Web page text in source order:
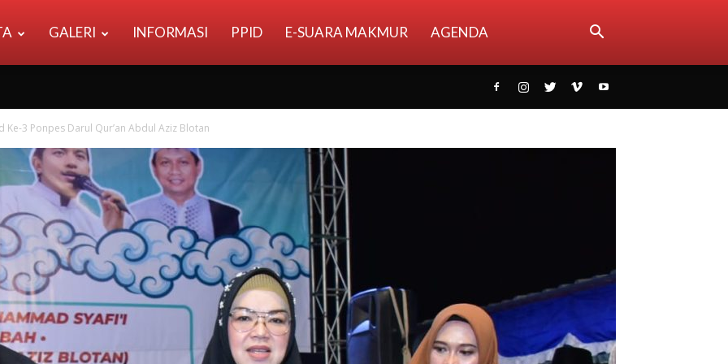
GALERI INFORMASI PPID E-SUARA MAKMUR AGENDA
3 Ponpes Darul Qur’an Abdul Aziz Blotan